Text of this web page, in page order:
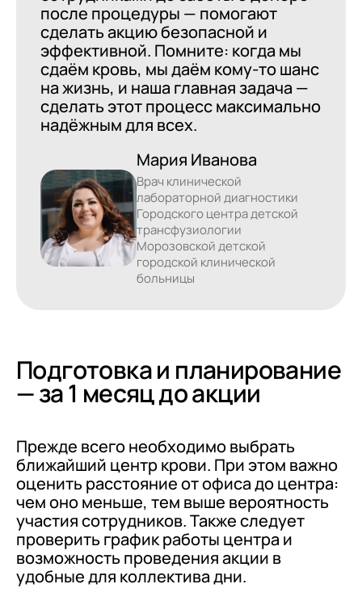
после процедуры — помогают
сделать акцию безопасной и
эффективной. Помните: когда мы
сдаём кровь, мы даём кому‑то шанс
на жизнь, и наша главная задача —
сделать этот процесс максимально
надёжным для всех.
Мария Иванова
Врач клинической
лабораторной диагностики
Городского центра детской
трансфузиологии
Морозовской детской
городской клинической
больницы
Подготовка и планирование
— за 1 месяц до акции
Прежде всего необходимо выбрать
ближайший центр крови. При этом важно
оценить расстояние от офиса до центра:
чем оно меньше, тем выше вероятность
участия сотрудников. Также следует
проверить график работы центра и
возможность проведения акции в
удобные для коллектива дни.